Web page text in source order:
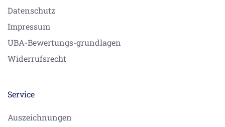
Datenschutz
Impressum
UBA-Bewertungs-grundlagen
Widerrufsrecht
Service
Auszeichnungen